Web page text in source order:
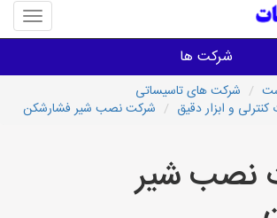
منوی
سایت
شرکت ها
خدمات تاسیسات ساختمان
خدمات تاسیسات ساختمان
شرکت های تاسیساتی
و ابزار دقیق
شرکت نصب شیر فشارشکن
نصب شیر